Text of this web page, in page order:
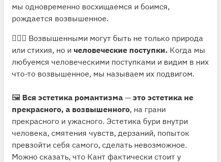
мы одновременно восхищаемся и боимся,
рождается возвышенное.
🙋🏻‍♂️ Возвышенными могут быть не только природа
или стихия, но и человеческие поступки. Когда мы
любуемся человеческими поступками и видим в них
что-то возвышенное, мы называем их подвигом.
🖼 Вся эстетика романтизма — это эстетика не
прекрасного, а возвышенного, на грани
прекрасного и ужасного. Эстетика бури внутри
человека, смятения чувств, дерзаний, попыток
превзойти себя самого, сделать невозможное.
Можно сказать, что Кант фактически стоит у